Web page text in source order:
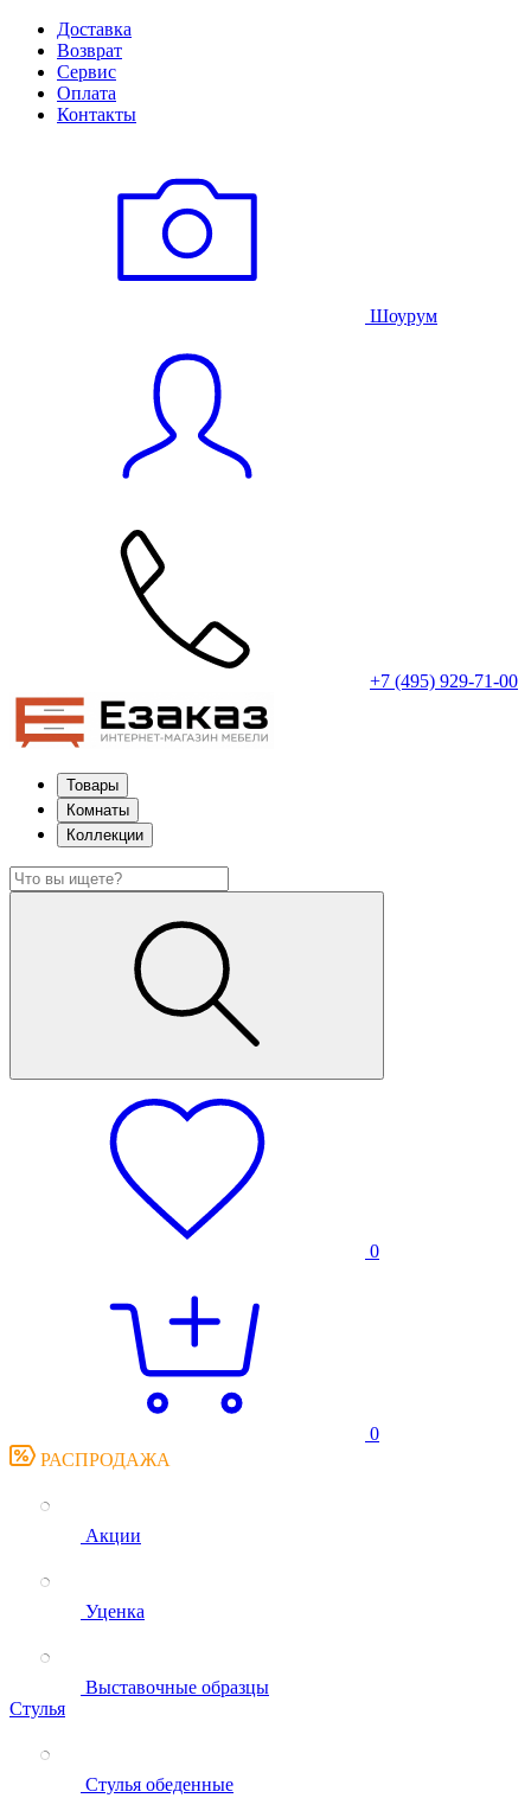
Доставка
Возврат
Сервис
Оплата
Контакты
Шоурум
+7 (495) 929-71-00
Товары
Комнаты
Коллекции
0
0
РАСПРОДАЖА
Акции
Уценка
Выставочные образцы
Стулья
Стулья обеденные